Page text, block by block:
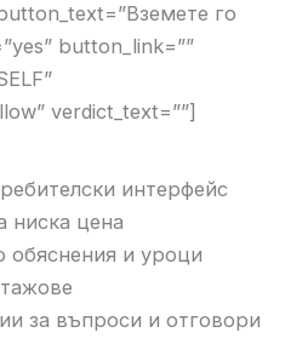
го
button_link=””
verdict_text=””]
интерфейс
ниска цена
обяснения и уроци
за въпроси и отговори